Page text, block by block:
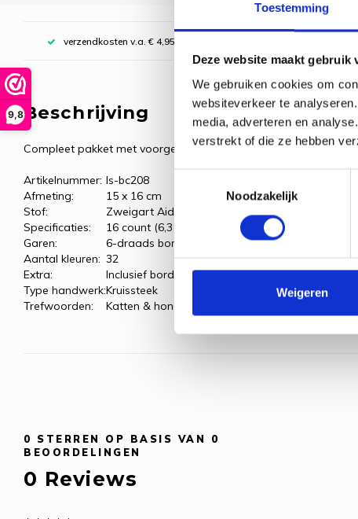
Toestemming
Deze website maakt gebruik
We gebruiken cookies om
websiteverkeer te
media, adverteren en
verstrekt of die ze hebben
Noodzakelijk
Weigeren
9,8
verzendkosten v.a. € 4,95, boven € 70,00 gratis (NL)
Beschrijving
Compleet pakket met voorgesorteerde borduurgarens.
Artikelnummer: ls-bc208
Afmeting:
15 x 16 cm
Stof:
Zweigart Aida, wit
Specificaties:
16 count (6,3 kr/cm)
Garen:
6-draads borduurgaren
Aantal kleuren: 32
Extra:
Inclusief borduurring van het merk Nurge (ø 205
Type handwerk:Kruissteek
Trefwoorden:
Katten & honden
0 STERREN OP BASIS VAN 0
BEOORDELINGEN
0 Reviews